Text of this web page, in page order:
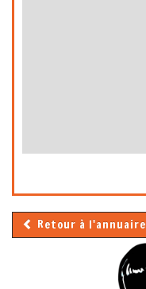
Retour à l'annuaire